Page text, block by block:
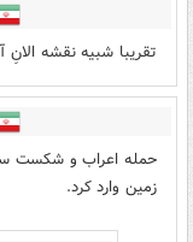
تقریبا شبیه نقشه الانِ
حمله اعراب و شکست
زمین وارد کرد.